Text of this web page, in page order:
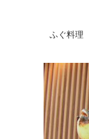
ふぐ料理